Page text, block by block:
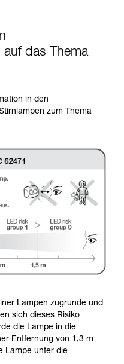
das Thema
in den
zum Thema
Lampen zugrunde und
sich dieses Risiko
die Lampe in die
Entfernung von 1,3 m
Lampe unter die